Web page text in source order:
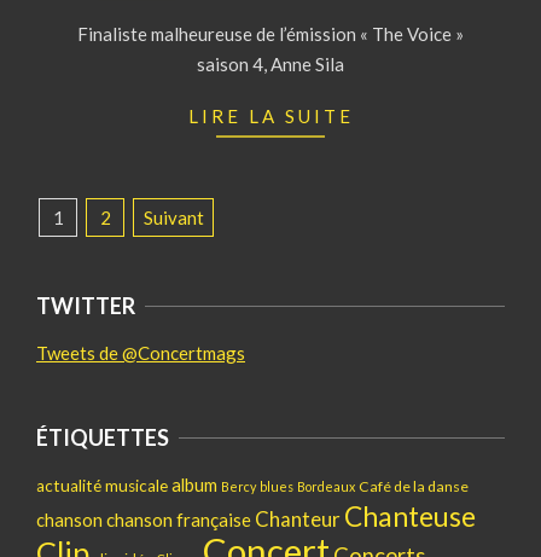
29
Finaliste malheureuse de l’émission « The Voice »
saison 4, Anne Sila
LIRE LA SUITE
PAGINATION
DES
1 2 Suivant
TWITTER
Tweets de @Concertmags
ÉTIQUETTES
actualité musicalealbum Bercy blues Bordeaux Café de la danse
chanson chanson française ChanteurChanteuse